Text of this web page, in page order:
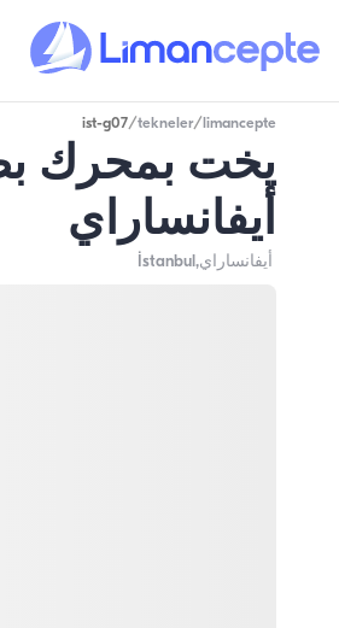
limancepte
/
tekneler
/
ist-g07
أيفانساراي
أيفانساراي,İstanbul